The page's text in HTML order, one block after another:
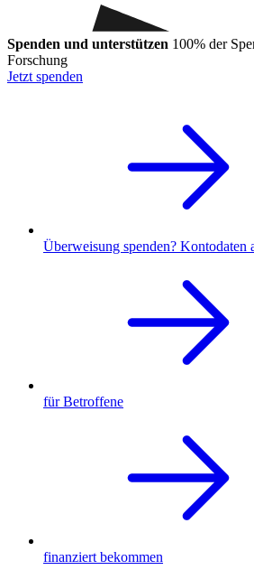
Spenden und unterstützen 100% der
Forschung
Jetzt spenden
Überweisung spenden? Kontodaten
für Betroffene
finanziert bekommen